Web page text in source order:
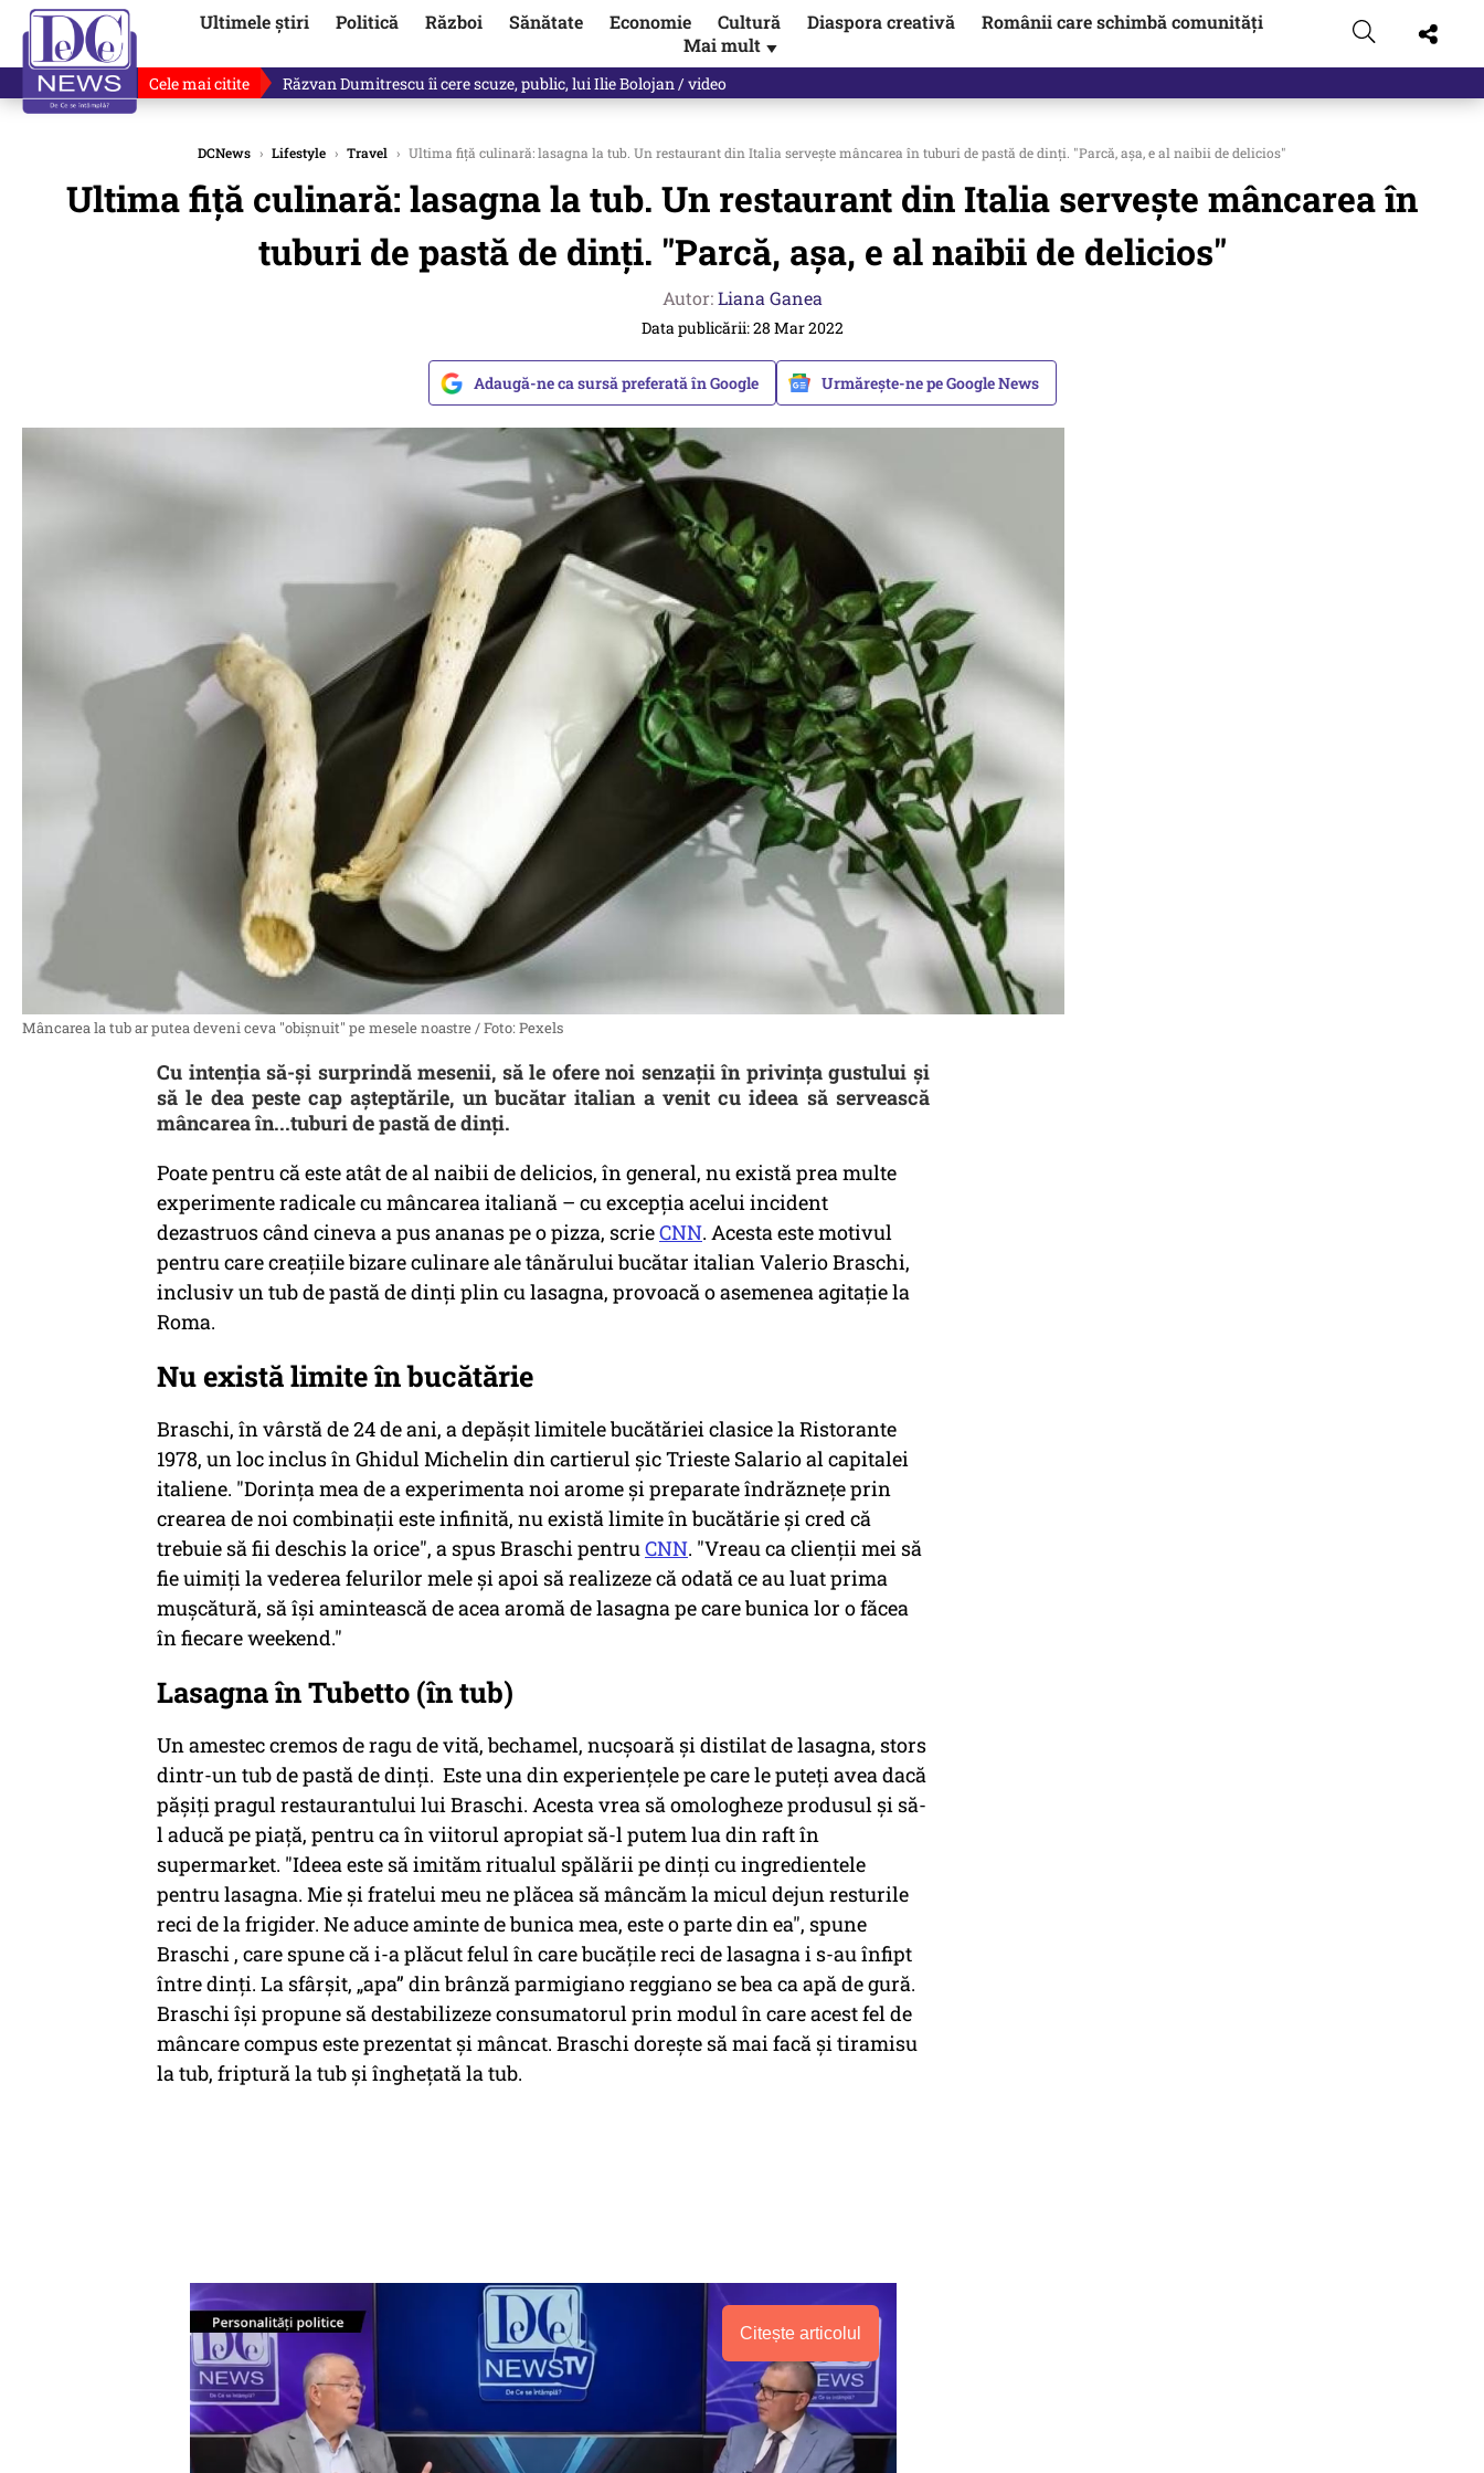
Ultimele știri Politică Război Sănătate Economie Cultură Diaspora creativă
Românii care schimbă comunități
Mai mult ▼
Cele mai citite Răzvan Dumitrescu îi cere scuze, public, lui Ilie Bolojan / video
DCNews › Lifestyle › Travel › Ultima fiţă culinară: lasagna la tub. Un restaurant din Italia servește mâncarea în tuburi de pastă de dinți. "Parcă, aşa, e al naibii de delicios"
Ultima fiţă culinară: lasagna la tub. Un restaurant din Italia servește mâncarea în
tuburi de pastă de dinți. "Parcă, aşa, e al naibii de delicios"
Autor:Liana Ganea
Data publicării: 28 Mar 2022
Adaugă-ne ca sursă preferată în Google Urmărește-ne pe Google News
Mâncarea la tub ar putea deveni ceva "obişnuit" pe mesele noastre / Foto: Pexels
Cu intenţia să-şi surprindă mesenii, să le ofere noi senzaţii în privinţa gustului şi
să le dea peste cap aşteptările, un bucătar italian a venit cu ideea să servească
mâncarea în...tuburi de pastă de dinţi.
Poate pentru că este atât de al naibii de delicios, în general, nu există prea multe
experimente radicale cu mâncarea italiană – cu excepția acelui incident
dezastruos când cineva a pus ananas pe o pizza, scrieCNN. Acesta este motivul
pentru care creațiile bizare culinare ale tânărului bucătar italian Valerio Braschi,
inclusiv un tub de pastă de dinți plin cu lasagna, provoacă o asemenea agitație la
Roma.
Nu există limite în bucătărie
Braschi, în vârstă de 24 de ani, a depășit limitele bucătăriei clasice la Ristorante
1978, un loc inclus în Ghidul Michelin din cartierul șic Trieste Salario al capitalei
italiene. "Dorința mea de a experimenta noi arome și preparate îndrăznețe prin
crearea de noi combinații este infinită, nu există limite în bucătărie și cred că
trebuie să fii deschis la orice", a spus Braschi pentruCNN. "Vreau ca clienții mei să
fie uimiți la vederea felurilor mele și apoi să realizeze că odată ce au luat prima
mușcătură, să își amintească de acea aromă de lasagna pe care bunica lor o făcea
în fiecare weekend."
Lasagna în Tubetto (în tub)
Un amestec cremos de ragu de vită, bechamel, nucșoară și distilat de lasagna, stors
dintr-un tub de pastă de dinți. Este una din experienţele pe care le puteţi avea dacă
păşiţi pragul restaurantului lui Braschi. Acesta vrea să omologheze produsul şi să-
l aducă pe piaţă, pentru ca în viitorul apropiat să-l putem lua din raft în
supermarket. "Ideea este să imităm ritualul spălării pe dinți cu ingredientele
pentru lasagna. Mie și fratelui meu ne plăcea să mâncăm la micul dejun resturile
reci de la frigider. Ne aduce aminte de bunica mea, este o parte din ea", spune
Braschi , care spune că i-a plăcut felul în care bucățile reci de lasagna i s-au înfipt
între dinți. La sfârșit, „apa” din brânză parmigiano reggiano se bea ca apă de gură.
Braschi își propune să destabilizeze consumatorul prin modul în care acest fel de
mâncare compus este prezentat și mâncat. Braschi doreşte să mai facă şi tiramisu
la tub, friptură la tub şi îngheţată la tub.
Citește articolul